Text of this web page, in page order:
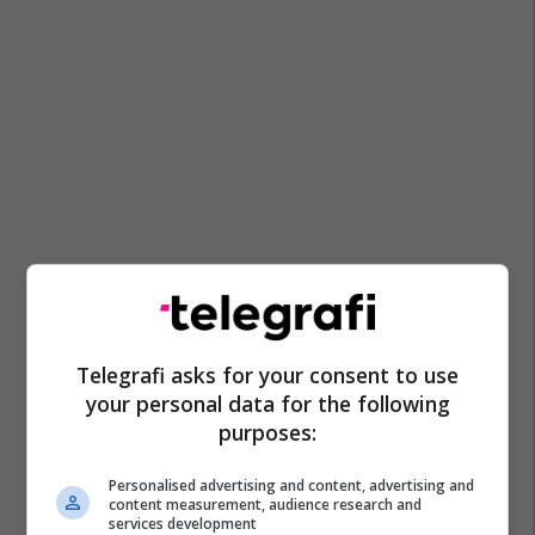
Telegrafi asks for your consent to use
your personal data for the following
purposes:
Personalised advertising and content, advertising and
content measurement, audience research and
services development